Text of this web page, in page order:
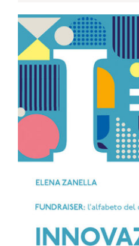
€9.99
a
€20.00